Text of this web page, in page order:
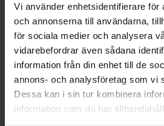
Vi använder enhetsidentifierare för
och annonserna till användarna,
för sociala medier och analysera
vidarebefordrar även sådana
information från din enhet till de
annons- och analysföretag som vi
Dessa kan i sin tur kombinera
information som du har
Varumärke
Material
Sten/Pärla
FINNS OCKSÅ SOM